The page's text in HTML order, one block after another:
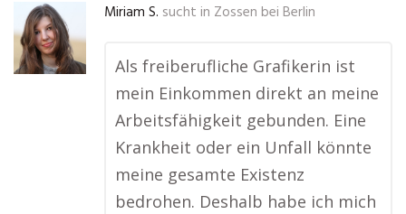
Miriam S. sucht in Zossen bei Berlin
Als freiberufliche Grafikerin ist
mein Einkommen direkt an meine
Arbeitsfähigkeit gebunden. Eine
Krankheit oder ein Unfall könnte
meine gesamte Existenz
bedrohen. Deshalb habe ich mich